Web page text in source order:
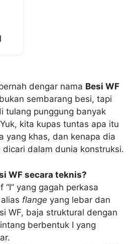
dengar nama Besi WF
sembarang besi, tapi
tulang punggung banyak
kita kupas tuntas apa itu
yang khas, dan kenapa dia
dalam dunia konstruksi.
WF secara teknis?
“I” yang gagah perkasa
flange yang lebar dan
WF, baja struktural dengan
berbentuk I yang